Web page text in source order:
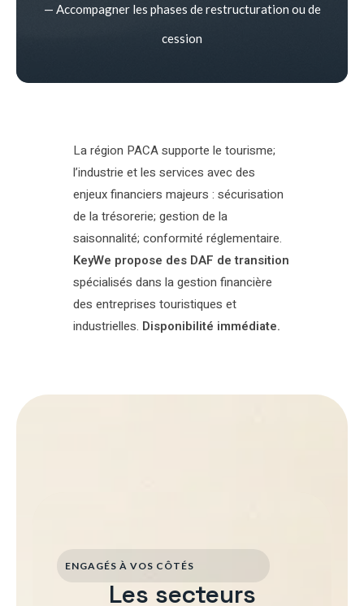
— Accompagner les phases de restructuration ou de
cession
La région PACA supporte le tourisme;
l’industrie et les services avec des
enjeux financiers majeurs : sécurisation
de la trésorerie; gestion de la
saisonnalité; conformité réglementaire.
KeyWe propose des DAF de transition
spécialisés dans la gestion financière
des entreprises touristiques et
industrielles. Disponibilité immédiate.
ENGAGÉS À VOS CÔTÉS
Les secteurs